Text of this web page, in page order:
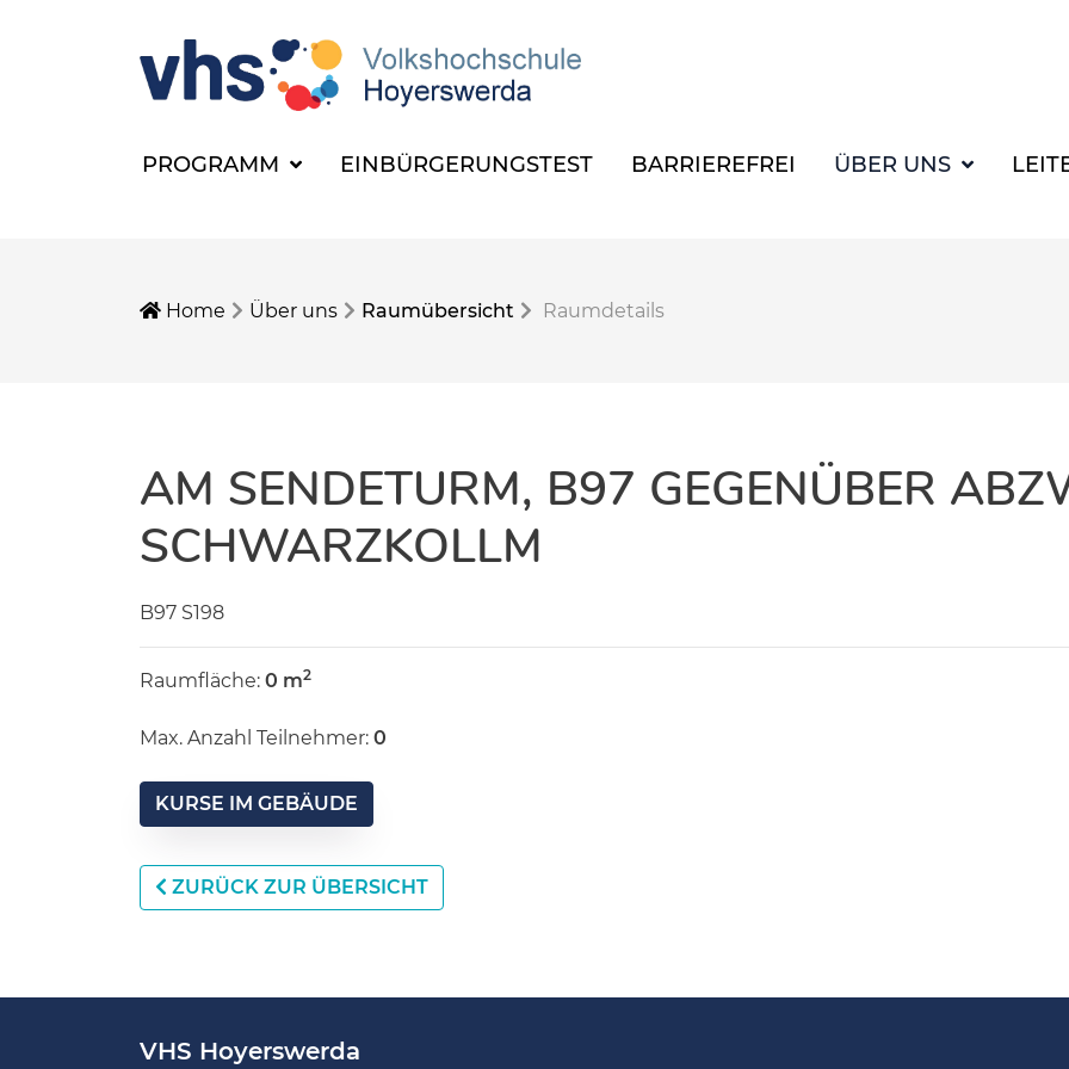
PROGRAMM EINBÜRGERUNGSTEST BARRIEREFREI ÜBER UNS
Home Über uns Raumübersicht Raumdetails
AM SENDETURM, B97 GEGENÜBER
SCHWARZKOLLM
B97 S198
Raumfläche: 0 m2
Max. Anzahl Teilnehmer: 0
KURSE IM GEBÄUDE
ZURÜCK ZUR ÜBERSICHT
VHS Hoyerswerda